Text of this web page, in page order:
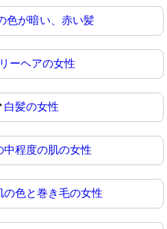
色が暗い、赤い髪
ーヘアの女性
白髪の女性
中程度の肌の女性
の色と巻き毛の女性